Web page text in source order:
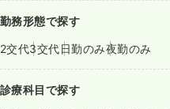
勤務形態で探す
2交代3交代日勤のみ夜勤のみ
診療科目で探す